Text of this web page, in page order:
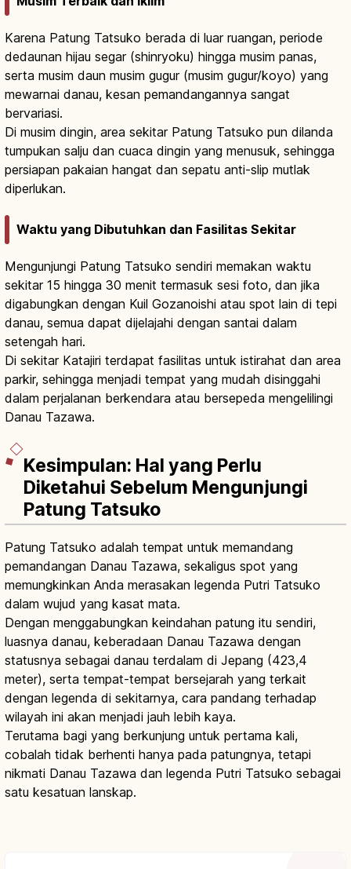
Karena Patung Tatsuko berada di luar ruangan, periode
dedaunan hijau segar (shinryoku) hingga musim panas,
serta musim daun musim gugur (musim gugur/koyo) yang
mewarnai danau, kesan pemandangannya sangat
bervariasi.
Di musim dingin, area sekitar Patung Tatsuko pun dilanda
tumpukan salju dan cuaca dingin yang menusuk, sehingga
persiapan pakaian hangat dan sepatu anti-slip mutlak
diperlukan.
Waktu yang Dibutuhkan dan Fasilitas Sekitar
Mengunjungi Patung Tatsuko sendiri memakan waktu
sekitar 15 hingga 30 menit termasuk sesi foto, dan jika
digabungkan dengan Kuil Gozanoishi atau spot lain di tepi
danau, semua dapat dijelajahi dengan santai dalam
setengah hari.
Di sekitar Katajiri terdapat fasilitas untuk istirahat dan area
parkir, sehingga menjadi tempat yang mudah disinggahi
dalam perjalanan berkendara atau bersepeda mengelilingi
Danau Tazawa.
Kesimpulan: Hal yang Perlu
Diketahui Sebelum Mengunjungi
Patung Tatsuko
Patung Tatsuko adalah tempat untuk memandang
pemandangan Danau Tazawa, sekaligus spot yang
memungkinkan Anda merasakan legenda Putri Tatsuko
dalam wujud yang kasat mata.
Dengan menggabungkan keindahan patung itu sendiri,
luasnya danau, keberadaan Danau Tazawa dengan
statusnya sebagai danau terdalam di Jepang (423,4
meter), serta tempat-tempat bersejarah yang terkait
dengan legenda di sekitarnya, cara pandang terhadap
wilayah ini akan menjadi jauh lebih kaya.
Terutama bagi yang berkunjung untuk pertama kali,
cobalah tidak berhenti hanya pada patungnya, tetapi
nikmati Danau Tazawa dan legenda Putri Tatsuko sebagai
satu kesatuan lanskap.